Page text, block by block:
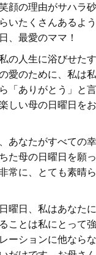
顔の理由がサハラ
いたくさんあるよ
、最愛のママ！
の人生に浴びせた
愛のために、私は
「ありがとう」と
しい母の日曜日を
あなたがすべての
た母の日曜日を願っ
常に、とても素晴
曜日、私はあなた
ことは私にとって
ーションに他なら